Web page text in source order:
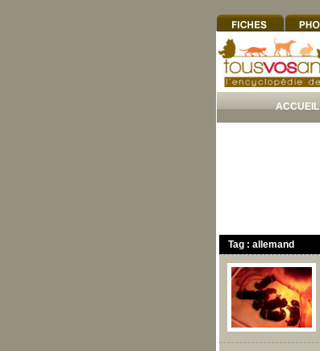
ACCUEIL
Tag : allemand